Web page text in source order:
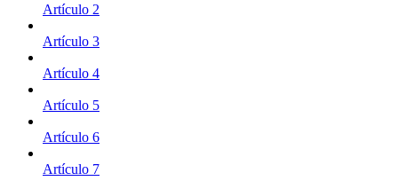
Artículo 2
Artículo 3
Artículo 4
Artículo 5
Artículo 6
Artículo 7